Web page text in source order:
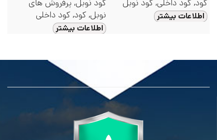
کود,کود داخلی,کود نوبل
اطلاعات بیشتر
کود نوبل, پرفروش های
نوبل,کود,کود داخلی
اطلاعات بیشتر